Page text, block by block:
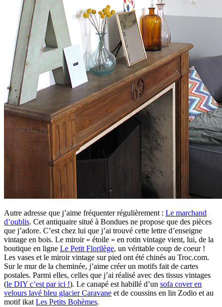
Autre adresse que j’aime fréquenter régulièrement : Le marchand
d’oublis. Cet antiquaire situé à Bondues ne propose que des pièces
que j’adore. C’est chez lui que j’ai trouvé cette lettre d’enseigne
vintage en bois. Le miroir « étoile » en rotin vintage vient, lui, de la
boutique en ligne Le Petit Florilège, un véritable coup de coeur !
Les vases et le miroir vintage sur pied ont été chinés au Troc.com.
Sur le mur de la cheminée, j’aime créer un motifs fait de cartes
postales. Parmi elles, celles que j’ai réalisé avec des tissus vintages
(le DIY c’est par ici !). Le canapé est habillé d’un sofa cover en
velours lavé bleu glacier Caravane et de coussins en lin Zodio et au
motif ikatLes Petits Bohèmes.